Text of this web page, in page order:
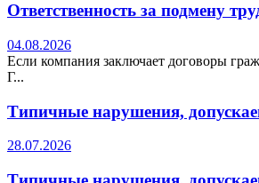
Ответственность за подмену
04.08.2026
Если компания заключает договоры
Г...
Типичные нарушения,
28.07.2026